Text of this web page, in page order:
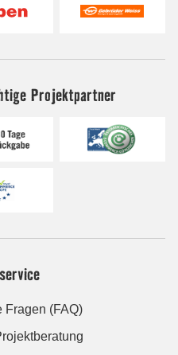
Projektpartner
Fragen (FAQ)